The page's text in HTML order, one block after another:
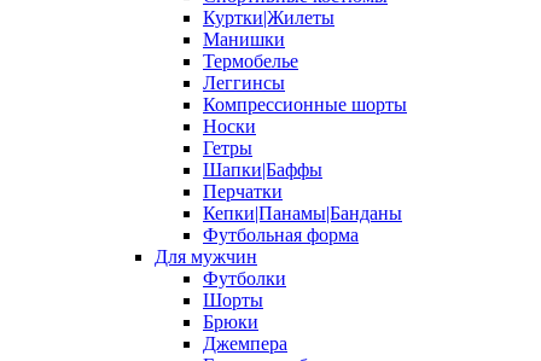
Куртки|Жилеты
Манишки
Термобелье
Леггинсы
Компрессионные шорты
Носки
Гетры
Шапки|Баффы
Перчатки
Кепки|Панамы|Банданы
Футбольная форма
Для мужчин
Футболки
Шорты
Брюки
Джемпера